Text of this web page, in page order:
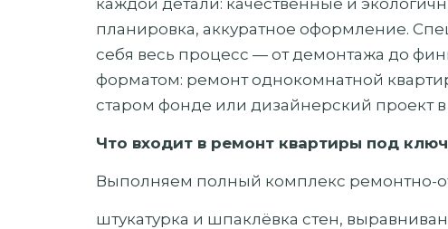
каждой детали: качественные и
планировка, аккуратное оформление.
себя весь процесс — от демонтажа до
форматом: ремонт однокомнатной
старом фонде или дизайнерский проект
Что входит в ремонт квартиры под ключ
Выполняем полный комплекс ремонтно-
штукатурка и шпаклёвка стен,